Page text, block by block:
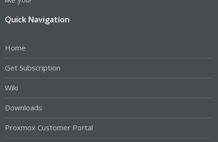
Quick Navigation
Home
Get Subscription
Wiki
Downloads
Proxmox Customer Portal